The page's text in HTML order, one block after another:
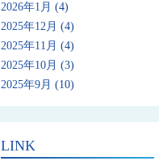
2026年1月 (4)
2025年12月 (4)
2025年11月 (4)
2025年10月 (3)
2025年9月 (10)
LINK